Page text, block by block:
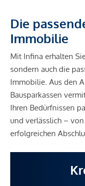
Die
Immobilie
Mit Infina erhalten
sondern auch die
Immobilie. Aus den
Bausparkassen
Ihren Bedürfnissen
und verlässlich –
erfolgreichen